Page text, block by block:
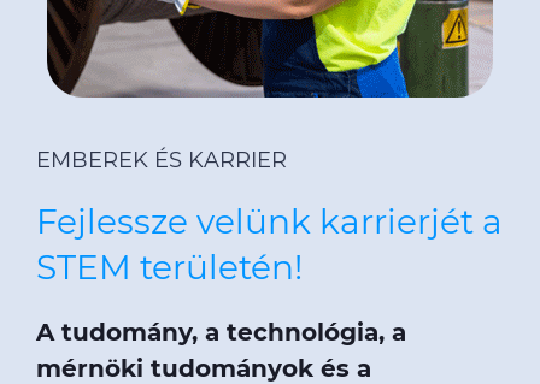
EMBEREK ÉS KARRIER
Fejlessze velünk karrierjét a
STEM területén!
A tudomány, a technológia, a
mérnöki tudományok és a